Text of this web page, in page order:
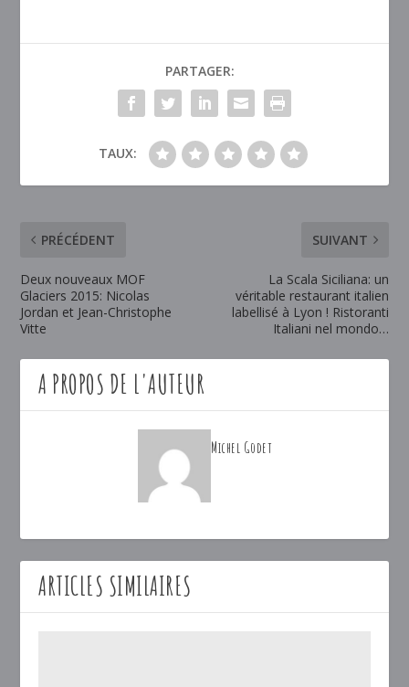
PARTAGER:
TAUX:
PRÉCÉDENT
Deux nouveaux MOF
Glaciers 2015: Nicolas
Jordan et Jean-Christophe
Vitte
SUIVANT
La Scala Siciliana: un
véritable restaurant italien
labellisé à Lyon ! Ristoranti
Italiani nel mondo…
A PROPOS DE L'AUTEUR
Michel Godet
ARTICLES SIMILAIRES